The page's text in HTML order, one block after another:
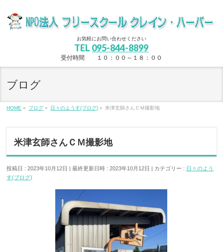
お気軽にお問い合わせください
TEL 095-844-8899
受付時間 １０：００～１８：００
ブログ
HOME » ブログ » 日々のようす(ブログ) » 米津玄師さんＣＭ撮影地
米津玄師さんＣＭ撮影地
投稿日 : 2023年10月12日 最終更新日時 : 2023年10月12日 カテゴリー : 日々のよう
す(ブログ)